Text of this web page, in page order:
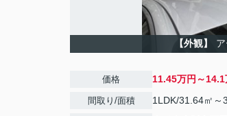
【外観】
価格 11.45万円～14.1
間取り/面積 1LDK/31.64㎡～